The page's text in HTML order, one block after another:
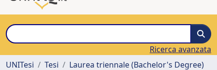
Ricerca avanzata
UNITesi
Tesi Laurea triennale (Bachelor's Degree)